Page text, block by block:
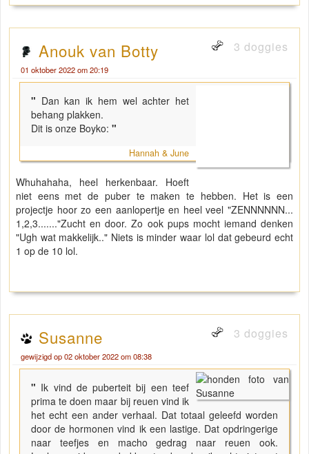
Anouk van Botty 3 doggies
01 oktober 2022 om 20:19
" Dan kan ik hem wel achter het
behang plakken.
Dit is onze Boyko: "
Hannah & June
Whuhahaha, heel herkenbaar. Hoeft
niet eens met de puber te maken te hebben. Het is een
projectje hoor zo een aanlopertje en heel veel "ZENNNNNN...
1,2,3......."Zucht en door. Zo ook pups mocht iemand denken
"Ugh wat makkelijk.." Niets is minder waar lol dat gebeurd echt
1 op de 10 lol.
Susanne 3 doggies
gewijzigd op 02 oktober 2022 om 08:38
" Ik vind de puberteit bij een teef
prima te doen maar bij reuen vind ik
het echt een ander verhaal. Dat totaal geleefd worden
door de hormonen vind ik een lastige. Dat opdringerige
naar teefjes en macho gedrag naar reuen ook.